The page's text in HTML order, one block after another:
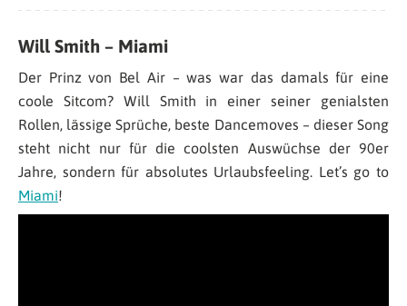
Will Smith – Miami
Der Prinz von Bel Air – was war das damals für eine
coole Sitcom? Will Smith in einer seiner genialsten
Rollen, lässige Sprüche, beste Dancemoves – dieser Song
steht nicht nur für die coolsten Auswüchse der 90er
Jahre, sondern für absolutes Urlaubsfeeling. Let’s go to
Miami!